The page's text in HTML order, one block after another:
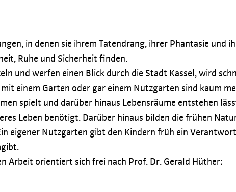
in denen sie ihrem Tatendrang, ihrer Phantasie und
Ruhe und Sicherheit finden.
und werfen einen Blick durch die Stadt Kassel, wird
einem Garten oder gar einem Nutzgarten sind kaum
spielt und darüber hinaus Lebensräume entstehen
Leben benötigt. Darüber hinaus bilden die frühen
eigener Nutzgarten gibt den Kindern früh ein
Arbeit orientiert sich frei nach Prof. Dr. Gerald Hüther: